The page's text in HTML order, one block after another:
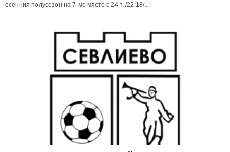
есенния полусезон на 7-мо място с 24 т. /22:18/...